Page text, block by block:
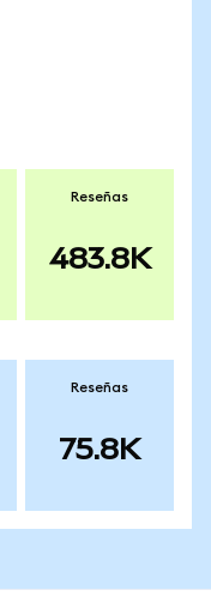
Reseñas
483.8K
Reseñas
75.8K